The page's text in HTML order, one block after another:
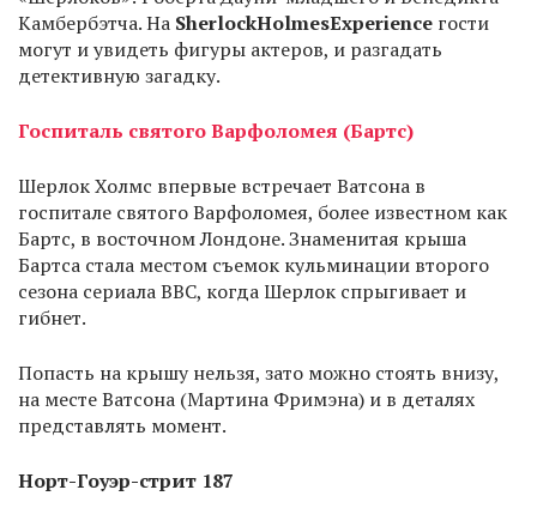
Камбербэтча. На SherlockHolmesExperience гости
могут и увидеть фигуры актеров, и разгадать
детективную загадку.
Госпиталь святого Варфоломея (Бартс)
Шерлок Холмс впервые встречает Ватсона в
госпитале святого Варфоломея, более известном как
Бартс, в восточном Лондоне. Знаменитая крыша
Бартса стала местом съемок кульминации второго
сезона сериала BBC, когда Шерлок спрыгивает и
гибнет.
Попасть на крышу нельзя, зато можно стоять внизу,
на месте Ватсона (Мартина Фримэна) и в деталях
представлять момент.
Норт-Гоуэр-стрит 187